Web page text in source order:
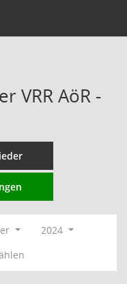
VRR AöR -
2024